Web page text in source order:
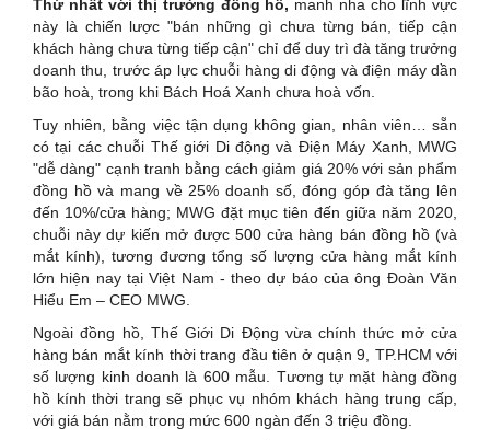
Thứ nhất với thị trường đồng hồ, manh nha cho lĩnh vực
này là chiến lược "bán những gì chưa từng bán, tiếp cận
khách hàng chưa từng tiếp cận" chỉ để duy trì đà tăng trưởng
doanh thu, trước áp lực chuỗi hàng di động và điện máy dần
bão hoà, trong khi Bách Hoá Xanh chưa hoà vốn.
Tuy nhiên, bằng việc tận dụng không gian, nhân viên… sẵn
có tại các chuỗi Thế giới Di động và Điện Máy Xanh, MWG
"dễ dàng" cạnh tranh bằng cách giảm giá 20% với sản phẩm
đồng hồ và mang về 25% doanh số, đóng góp đà tăng lên
đến 10%/cửa hàng; MWG đặt mục tiên đến giữa năm 2020,
chuỗi này dự kiến mở được 500 cửa hàng bán đồng hồ (và
mắt kính), tương đương tổng số lượng cửa hàng mắt kính
lớn hiện nay tại Việt Nam - theo dự báo của ông Đoàn Văn
Hiểu Em – CEO MWG.
Ngoài đồng hồ, Thế Giới Di Động vừa chính thức mở cửa
hàng bán mắt kính thời trang đầu tiên ở quận 9, TP.HCM với
số lượng kinh doanh là 600 mẫu. Tương tự mặt hàng đồng
hồ kính thời trang sẽ phục vụ nhóm khách hàng trung cấp,
với giá bán nằm trong mức 600 ngàn đến 3 triệu đồng.